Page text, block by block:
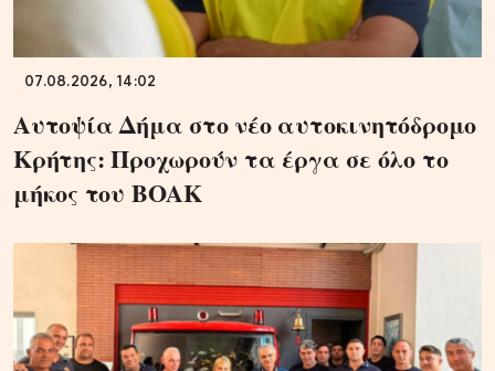
07.08.2026, 14:02
Αυτοψία Δήμα στο νέο αυτοκινητόδρομο
Κρήτης: Προχωρούν τα έργα σε όλο το
μήκος του ΒΟΑΚ